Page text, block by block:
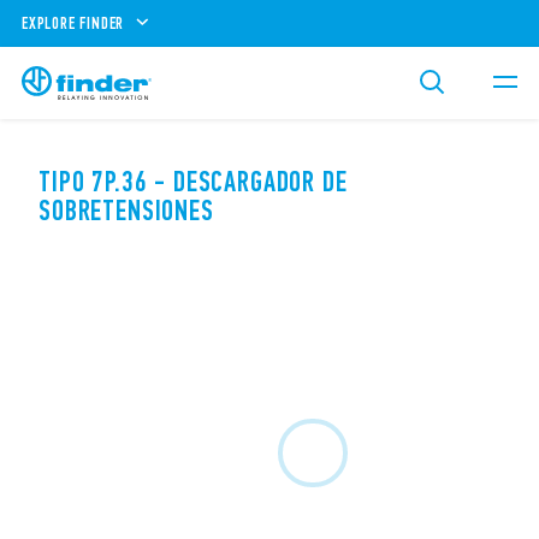
EXPLORE FINDER
TIPO 7P.36 - DESCARGADOR DE
SOBRETENSIONES